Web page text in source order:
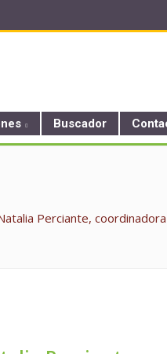
Buscador
Perciante,